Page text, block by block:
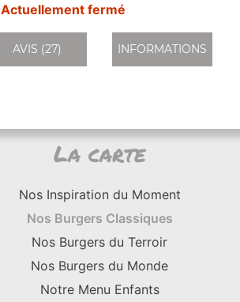
Actuellement fermé
AVIS (27) INFORMATIONS
La carte
Nos Inspiration du Moment
Nos Burgers Classiques
Nos Burgers du Terroir
Nos Burgers du Monde
Notre Menu Enfants